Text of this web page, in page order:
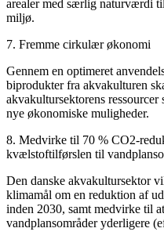
arealer med særlig naturværdi
miljø.
7. Fremme cirkulær økonomi
Gennem en optimeret
biprodukter fra akvakulturen
akvakultursektorens
nye økonomiske muligheder.
8. Medvirke til 70 % CO2-
kvælstoftilførslen til
Den danske akvakultursektor
klimamål om en reduktion af
inden 2030, samt medvirke til
vandplansområder yderligere